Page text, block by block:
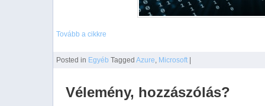
Tovább a cikkre
Posted in Egyéb Tagged Azure Microsoft |
Vélemény, hozzászólás?